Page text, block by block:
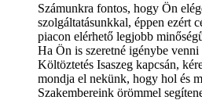
Számunkra fontos, hogy Ön
szolgáltatásunkkal, éppen ezért
piacon elérhető legjobb
Ha Ön is szeretné igénybe venni
Költöztetés Isaszeg kapcsán,
mondja el nekünk, hogy hol és
Szakembereink örömmel